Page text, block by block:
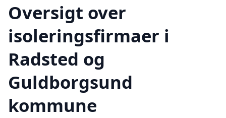
Oversigt over
isoleringsfirmaer i
Radsted og
Guldborgsund
kommune